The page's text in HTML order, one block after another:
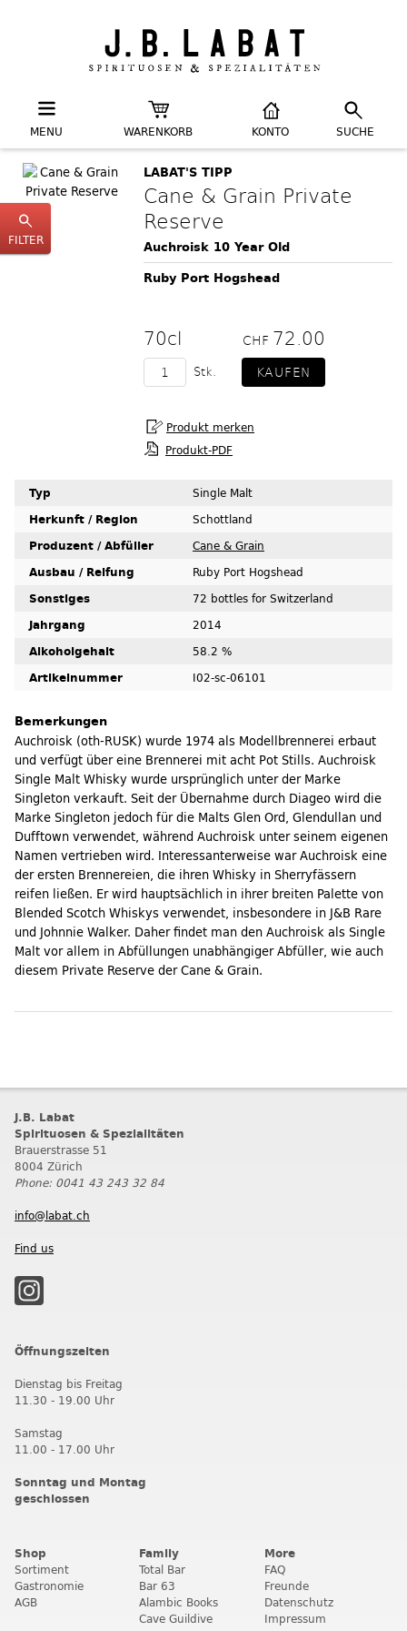
MENU WARENKORB KONTO SUCHE
FILTER
LABAT'S TIPP
Cane & Grain Private
Reserve
Auchroisk 10 Year Old
Ruby Port Hogshead
70cl CHF 72.00
Stk.
Produkt-PDF
Typ
Single Malt
Herkunft / Region
Schottland
Produzent / Abfüller
Cane & Grain
Ausbau / Reifung
Ruby Port Hogshead
Sonstiges
72 bottles for Switzerland
Jahrgang
2014
Alkoholgehalt
58.2 %
Artikelnummer
I02-sc-06101
Bemerkungen
Auchroisk (oth­-RUSK) wurde 1974 als Modellbrennerei erbaut
und verfügt über eine Brennerei mit acht Pot Stills. Auchroisk
Single Malt Whisky wurde ursprünglich unter der Marke
Singleton verkauft. Seit der Übernahme durch Diageo wird die
Marke Singleton jedoch für die Malts Glen Ord, Glendullan und
Dufftown verwendet, während Auchroisk unter seinem eigenen
Namen vertrieben wird. Interessanterweise war Auchroisk eine
der ersten Brennereien, die ihren Whisky in Sherryfässern
reifen ließen. Er wird hauptsächlich in ihrer breiten Palette von
Blended Scotch Whiskys verwendet, insbesondere in J&B Rare
und Johnnie Walker. Daher findet man den Auchroisk als Single
Malt vor allem in Abfüllungen unabhängiger Abfüller, wie auch
diesem Private Reserve der Cane & Grain.
J.B. Labat
Spirituosen & Spezialitäten
Brauerstrasse 51
8004 Zürich
Phone: 0041 43 243 32 84
info@labat.ch
Find us
Öffnungszeiten
Dienstag bis Freitag
11.30 - 19.00 Uhr
Samstag
11.00 - 17.00 Uhr
Sonntag und Montag
geschlossen
Shop
Sortiment
Gastronomie
AGB
Family
Total Bar
Bar 63
Alambic Books
Cave Guildive
More
FAQ
Freunde
Datenschutz
Impressum